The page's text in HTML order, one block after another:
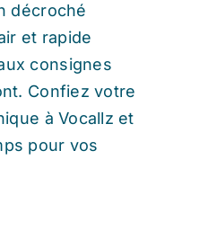
décroché
et rapide
consignes
Confiez votre
à Vocallz et
pour vos